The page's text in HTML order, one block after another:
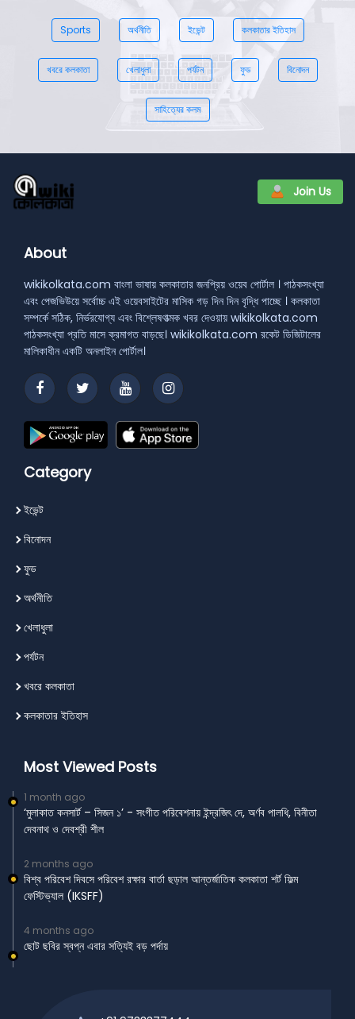
Sports অর্থনীতি ইভেন্ট কলকাতার ইতিহাস
খবরে কলকাতা খেলাধুলা পর্যটন ফুড বিনোদন
সাহিত্যের কলম
Join Us
About
wikikolkata.com বাংলা ভাষায় কলকাতার জনপ্রিয় ওয়েব পোর্টাল । পাঠকসংখ্যা
এবং পেজভিউয়ে সর্বোচ্চ এই ওয়েবসাইটের মাসিক গড় দিন দিন বৃদ্ধি পাচ্ছে । কলকাতা
সম্পর্কে সঠিক, নির্ভরযোগ্য এবং বিশ্লেষণাত্মক খবর দেওয়ায় wikikolkata.com
পাঠকসংখ্যা প্রতি মাসে ক্রমাগত বাড়ছে। wikikolkata.com রকেট ডিজিটালের
মালিকাধীন একটি অনলাইন পোর্টাল।
Category
ইভেন্ট
বিনোদন
ফুড
অর্থনীতি
খেলাধুলা
পর্যটন
খবরে কলকাতা
কলকাতার ইতিহাস
Most Viewed Posts
1 month ago
‘মুলাকাত কনসার্ট – সিজন ১’ - সংগীত পরিবেশনায় ইন্দ্রজিৎ দে, অর্ণব পালধি, বিনীতা
দেবনাথ ও দেবশ্রী শীল
2 months ago
বিশ্ব পরিবেশ দিবসে পরিবেশ রক্ষার বার্তা ছড়াল আন্তর্জাতিক কলকাতা শর্ট ফিল্ম
ফেস্টিভ্যাল (IKSFF)
4 months ago
ছোট ছবির স্বপ্ন এবার সত্যিই বড় পর্দায়